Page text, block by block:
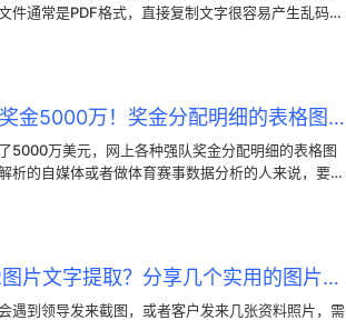
件通常是PDF格式，直接复制文字很容易产生乱码，
辑的文字，成了不少人关心的问题。其实，想要解决
世界杯创历史最高奖金5000万！奖金分配明细的表格图片如何一键转成文字
5000万美元，网上各种强队奖金分配明细的表格图
析的自媒体或者做体育赛事数据分析的人来说，要把
如何高效进行OCR图片文字提取？分享几个实用的图片转文字方法
遇到领导发来截图，或者客户发来几张资料照片，需